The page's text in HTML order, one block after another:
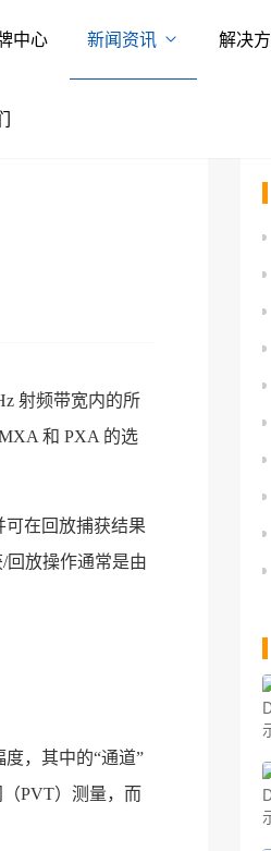
中心 新闻资讯 解决
射频带宽内的所
和 PXA 的选
在回放捕获结果
回放操作通常是由
，其中的“通道”
PVT）测量，而